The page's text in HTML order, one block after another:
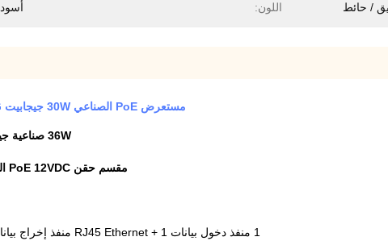
اللون: أسود
مستعرض PoE الصناعي 30W جيجابيت 1.25G محول 12VDC 48VDC مدخل الطاقة 36W ماكس
36W صناعية جيجابيت PoE + محول حقن 12VDC 48VDC مدخل الطاقة
مقسم حقن PoE 12VDC التيار الخارجي الجهد 2-الموانئ البيانات الخروج PoE مقسم
1 منفذ دخول بيانات RJ45 Ethernet + 1 منفذ إخراج بيانات RJ45 Power Over Ethernet (بيانات + طاقة)